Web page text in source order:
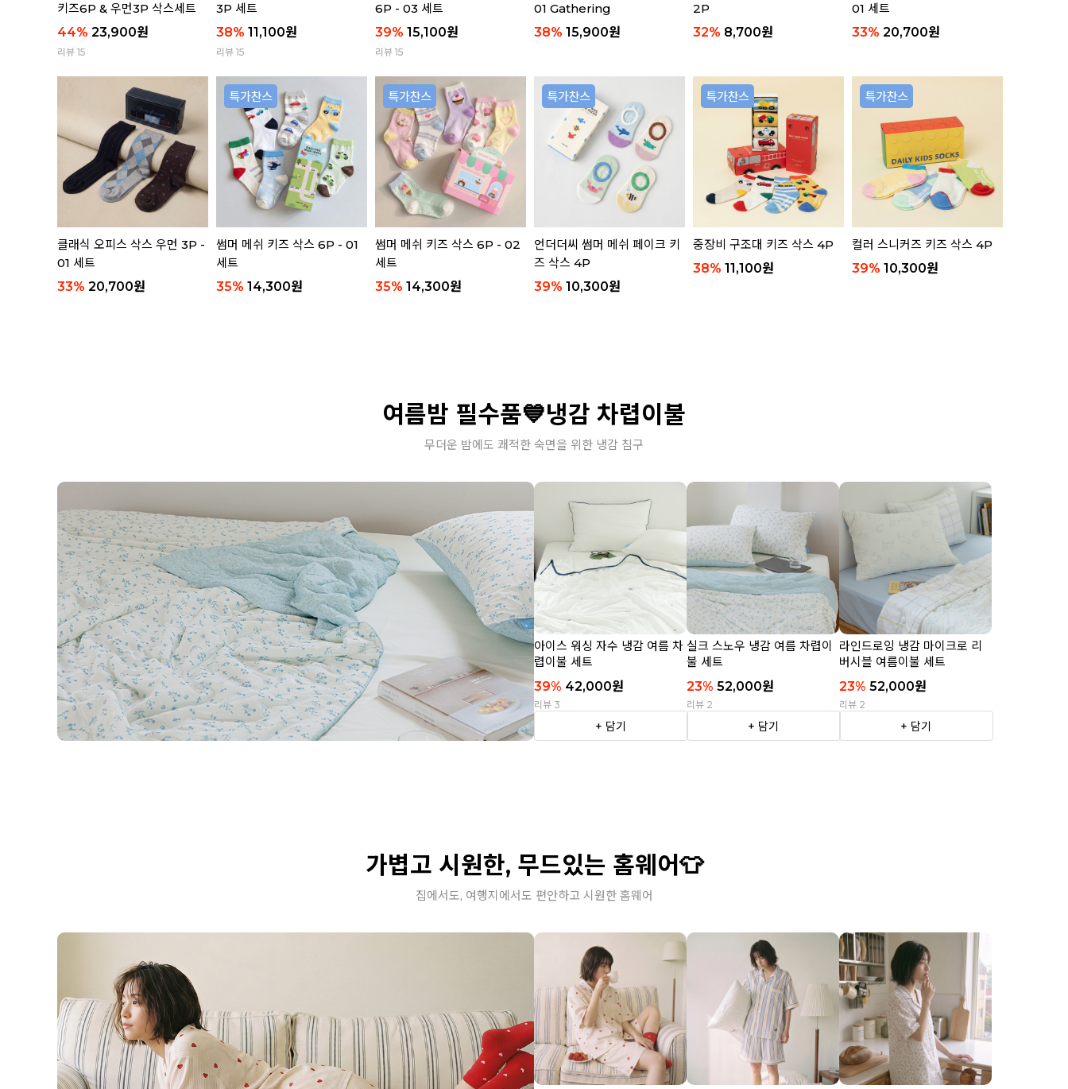
키즈6P & 우먼3P 삭스세트
44% 23,900원
리뷰 15
3P 세트
38% 11,100원
리뷰 15
6P - 03 세트
39% 15,100원
리뷰 15
01 Gathering
38% 15,900원
2P
32% 8,700원
01 세트
33% 20,700원
클래식 오피스 삭스 우먼 3P -
01 세트
33% 20,700원
썸머 메쉬 키즈 삭스 6P - 01
세트
35% 14,300원
썸머 메쉬 키즈 삭스 6P - 02
세트
35% 14,300원
언더더씨 썸머 메쉬 페이크 키
즈 삭스 4P
39% 10,300원
중장비 구조대 키즈 삭스 4P
38% 11,100원
컬러 스니커즈 키즈 삭스 4P
39% 10,300원
여름밤 필수품💙냉감 차렵이불
무더운 밤에도 쾌적한 숙면을 위한 냉감 침구
아이스 워싱 자수 냉감 여름 차
렵이불 세트
39% 42,000원
리뷰 3
+ 담기
실크 스노우 냉감 여름 차렵이
불 세트
23% 52,000원
리뷰 2
+ 담기
라인드로잉 냉감 마이크로 리
버시블 여름이불 세트
23% 52,000원
리뷰 2
+ 담기
가볍고 시원한, 무드있는 홈웨어👕
집에서도, 여행지에서도 편안하고 시원한 홈웨어